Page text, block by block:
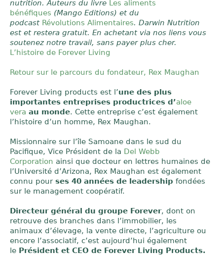
nutrition. Auteurs du livre Les aliments
bénéfiques (Mango Editions) et du
podcast Révolutions Alimentaires. Darwin Nutrition
est et restera gratuit. En achetant via nos liens vous
soutenez notre travail, sans payer plus cher.
L’histoire de Forever Living
Retour sur le parcours du fondateur, Rex Maughan
Forever Living products est l’une des plus
importantes entreprises productrices d’aloe
vera au monde. Cette entreprise c’est également
l’histoire d’un homme, Rex Maughan.
Missionnaire sur l’île Samoane dans le sud du
Pacifique, Vice Président de la Del Webb
Corporation ainsi que docteur en lettres humaines de
l’Université d’Arizona, Rex Maughan est également
connu pourses 40 années de leadership fondées
sur le management coopératif.
Directeur général du groupe Forever, dont on
retrouve des branches dans l’immobilier, les
animaux d’élevage, la vente directe, l’agriculture ou
encore l’associatif, c’est aujourd’hui également
le Président et CEO de Forever Living Products.